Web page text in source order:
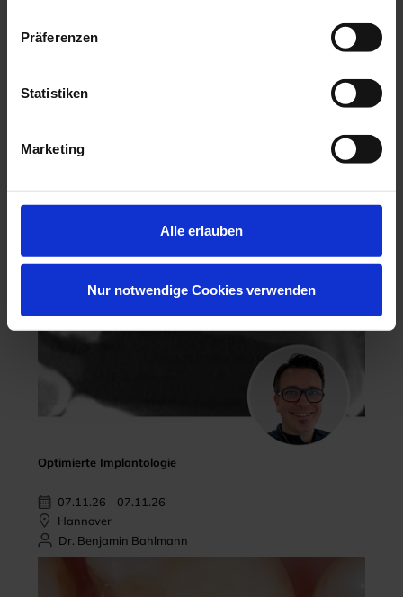
Präferenzen
Statistiken
Marketing
Alle erlauben
Nur notwendige Cookies verwenden
Hochästhetisches, nichtinvasives Veneering
Köln
Optimierte Implantologie
07.11.26 - 07.11.26
Hannover
Dr. Benjamin Bahlmann